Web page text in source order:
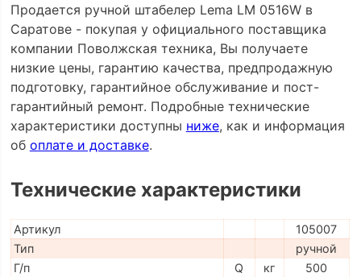
Продается ручной штабелер Lema LM 0516W в
Саратове - покупая у официального поставщика
компании Поволжская техника, Вы получаете
низкие цены, гарантию качества, предпродажную
подготовку, гарантийное обслуживание и пост-
гарантийный ремонт. Подробные технические
характеристики доступны ниже, как и информация
об оплате и доставке.
Технические характеристики
Артикул
105007
Тип
ручной
Г/п
Q кг
500